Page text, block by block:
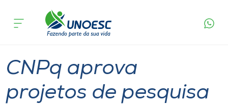
Cursos
acontece
CNPq aprova
projetos de pesquisa